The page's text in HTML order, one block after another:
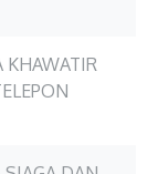
KHAWATIR